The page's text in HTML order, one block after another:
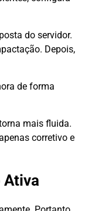
do servidor.
Depois,
de forma
mais fluida.
corretivo e
Ativa